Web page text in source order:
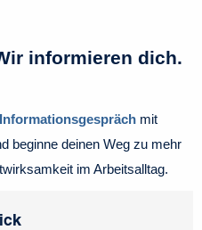
informieren dich.
mit
beginne deinen Weg zu mehr
im Arbeitsalltag.